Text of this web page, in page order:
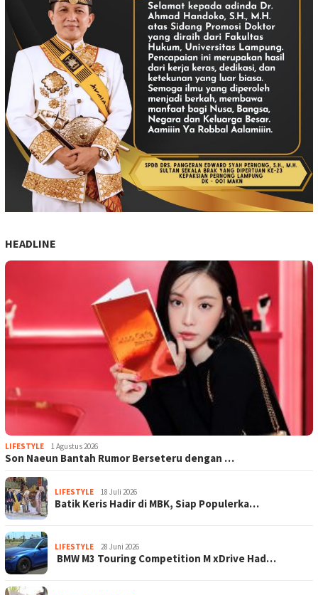
HEADLINE
LIFESTYLE 1 Agustus 2026
Son Naeun Bantah Rumor Berseteru dengan …
LIFESTYLE 18 Juli 2026
Batik Keris Hadir di MBK, Siap Populerka…
LIFESTYLE 28 Juni 2026
BMW M3 Touring Competition M xDrive Had…